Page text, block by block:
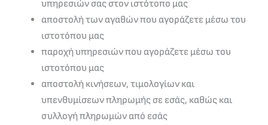
υπηρεσιών σας στον ιστότοπο μας
αποστολή των αγαθών που αγοράζετε μέσω του
ιστοτόπου μας
παροχή υπηρεσιών που αγοράζετε μέσω του
ιστοτόπου μας
αποστολή κινήσεων, τιμολογίων και
υπενθυμίσεων πληρωμής σε εσάς, καθώς και
συλλογή πληρωμών από εσάς